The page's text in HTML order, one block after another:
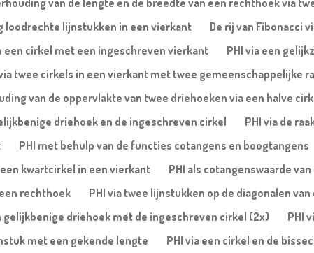
van de lengte en de breedte van een rechthoek via
loodrechte lijnstukken in een vierkant
De rij van Fibonacci
een cirkel met een ingeschreven vierkant
PHI via een
twee cirkels in een vierkant met twee gemeenschappelijke
van de oppervlakte van twee driehoeken via een halve
driehoek en de ingeschreven cirkel
PHI via de
PHI met behulp van de functies cotangens en boogtangens
kwartcirkel in een vierkant
PHI als cotangenswaarde
rechthoek
PHI via twee lijnstukken op de diagonalen
gelijkbenige driehoek met de ingeschreven cirkel (2x)
PHI
met een gekende lengte
PHI via een cirkel en de